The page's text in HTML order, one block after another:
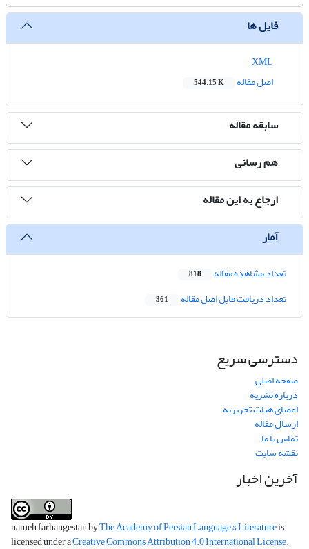
فایل ها
اصل مقاله
544.15 K
سابقه مقاله
هم رسانی
ارجاع به این مقاله
آمار
تعداد مشاهده مقاله 818
تعداد دریافت فایل اصل مقاله 361
دسترسی سریع
صفحه اصلی
درباره نشریه
اعضای هیات تحریریه
ارسال مقاله
تماس با ما
نقشه سایت
آخرین اخبار
nameh farhangestan byThe Academy of Persian Language & Literatureis
licensed under aCreative Commons Attribution 4.0 International License.